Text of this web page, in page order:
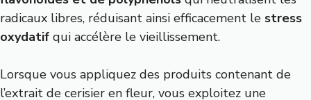
radicaux libres, réduisant ainsi efficacement le stress
oxydatif qui accélère le vieillissement.
Lorsque vous appliquez des produits contenant de
l’extrait de cerisier en fleur, vous exploitez une